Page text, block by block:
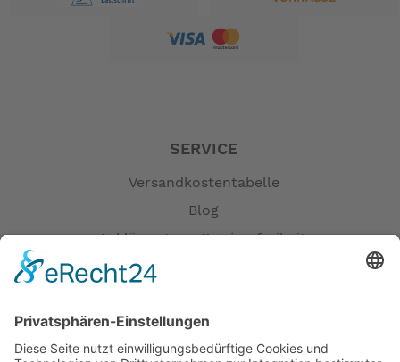
SERVICE
Versandkostentabelle
Blog
Erklärung zur Barrierefreiheit
Öffnungszeiten
Versandpartner